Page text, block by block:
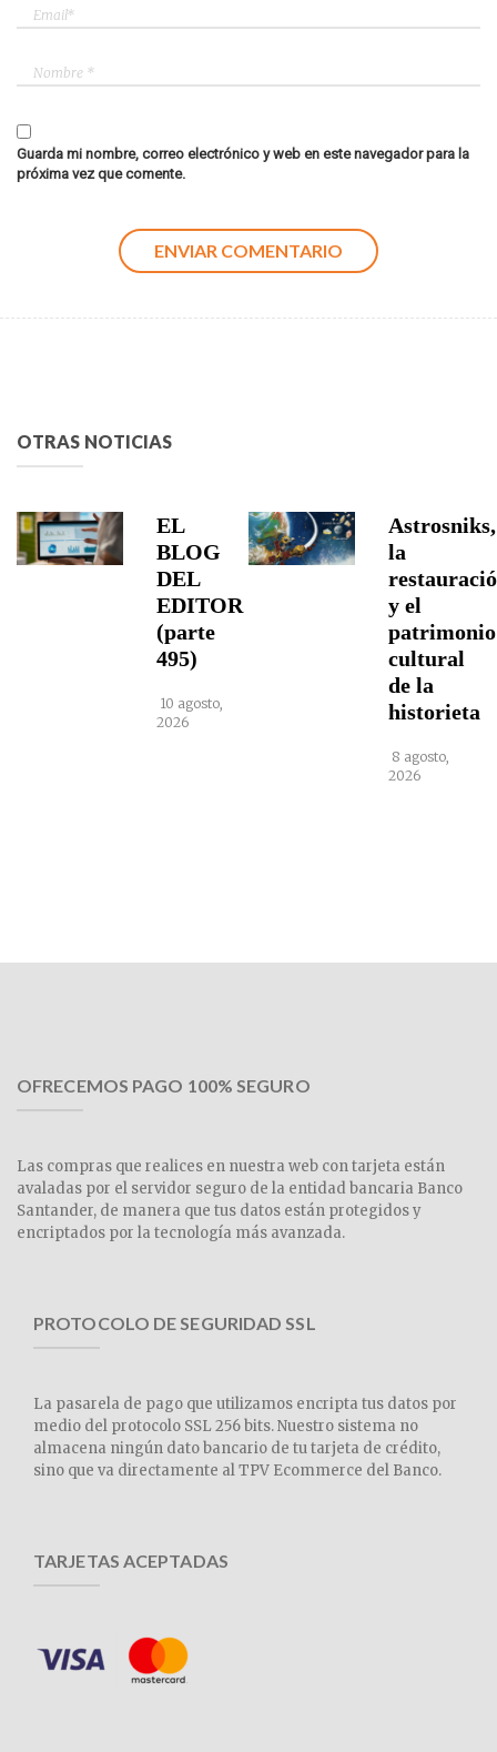
Guarda mi nombre, correo electrónico y web en este navegador para la
próxima vez que comente.
OTRAS NOTICIAS
EL
BLOG
DEL
EDITOR
(parte
495)
10 agosto,
2026
Astrosniks,
la
y el
patrimonio
cultural
de la
historieta
8 agosto,
2026
OFRECEMOS PAGO 100% SEGURO
Las compras que realices en nuestra web con tarjeta están
avaladas por el servidor seguro de la entidad bancaria Banco
Santander, de manera que tus datos están protegidos y
encriptados por la tecnología más avanzada.
PROTOCOLO DE SEGURIDAD SSL
La pasarela de pago que utilizamos encripta tus datos por
medio del protocolo SSL 256 bits. Nuestro sistema no
almacena ningún dato bancario de tu tarjeta de crédito,
sino que va directamente al TPV Ecommerce del Banco.
TARJETAS ACEPTADAS